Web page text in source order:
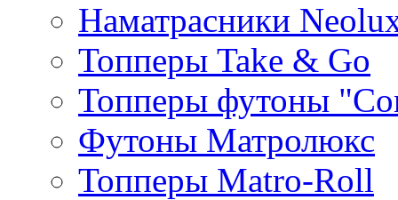
Наматрасники
Топперы Take & Go
Топперы футоны
Футоны Матролюкс
Топперы Matro-Roll